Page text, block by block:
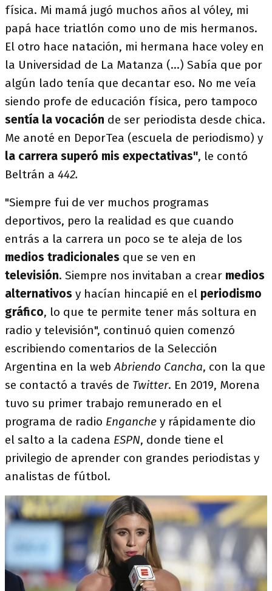
física. Mi mamá jugó muchos años al vóley, mi
papá hace triatlón como uno de mis hermanos.
El otro hace natación, mi hermana hace voley en
la Universidad de La Matanza (...) Sabía que por
algún lado tenía que decantar eso. No me veía
siendo profe de educación física, pero tampoco
sentía la vocación de ser periodista desde chica.
Me anoté en DeporTea (escuela de periodismo) y
la carrera superó mis expectativas", le contó
Beltrán a 442.
"Siempre fui de ver muchos programas
deportivos, pero la realidad es que cuando
entrás a la carrera un poco se te aleja de los
medios tradicionales que se ven en
televisión. Siempre nos invitaban a crear medios
alternativos y hacían hincapié en el periodismo
gráfico, lo que te permite tener más soltura en
radio y televisión", continuó quien comenzó
escribiendo comentarios de la Selección
Argentina en la webAbriendo Cancha, con la que
se contactó a través de Twitter. En 2019, Morena
tuvo su primer trabajo remunerado en el
programa de radio Enganche y rápidamente dio
el salto a la cadena ESPN, donde tiene el
privilegio de aprender con grandes periodistas y
analistas de fútbol.